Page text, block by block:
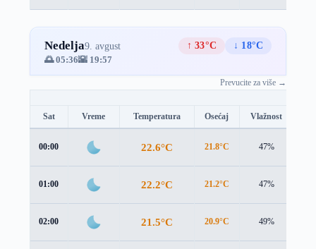
Nedelja9. avgust ↑ 33°C
↓ 18°C
🌅 05:36🌇 19:57
Prevucite za više →
Sat Vreme Temperatura Osećaj Vlažnost
00:00 22.6°C 21.8°C 47%
01:00 22.2°C 21.2°C 47%
02:00 21.5°C 20.9°C 49%